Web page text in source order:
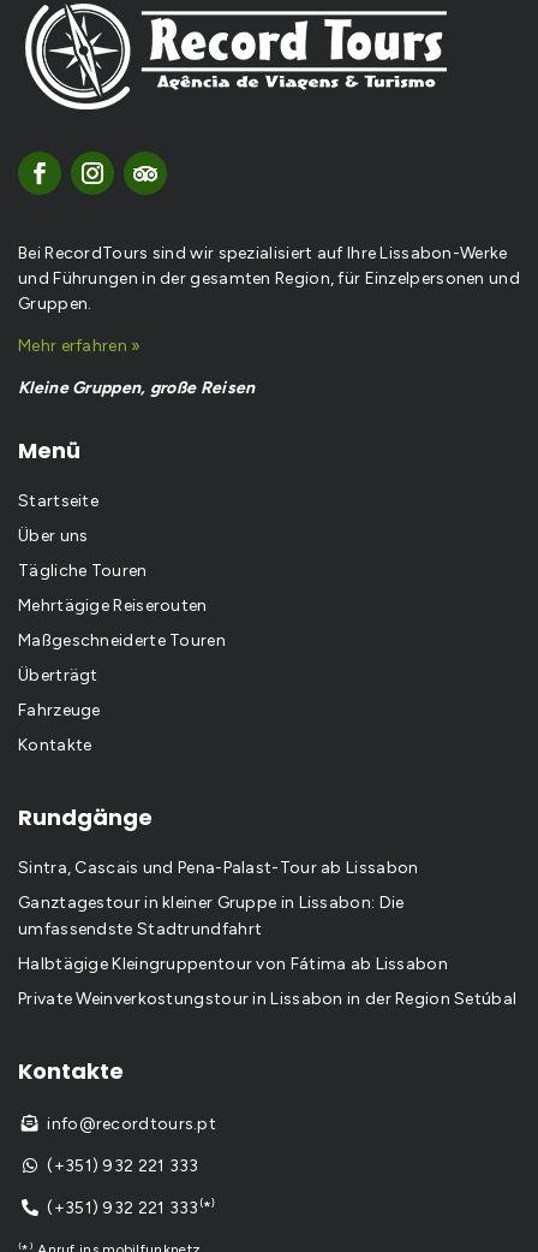
Bei RecordTours sind wir spezialisiert auf Ihre Lissabon-Werke
und Führungen in der gesamten Region, für Einzelpersonen und
Gruppen.
Mehr erfahren »
Kleine Gruppen, große Reisen
Menü
Startseite
Über uns
Tägliche Touren
Mehrtägige Reiserouten
Maßgeschneiderte Touren
Überträgt
Fahrzeuge
Kontakte
Rundgänge
Sintra, Cascais und Pena-Palast-Tour ab Lissabon
Ganztagestour in kleiner Gruppe in Lissabon: Die
umfassendste Stadtrundfahrt
Halbtägige Kleingruppentour von Fátima ab Lissabon
Private Weinverkostungstour in Lissabon in der Region Setúbal
Kontakte
 info@recordtours.pt
 (+351) 932 221 333
 (+351) 932 221 333⁽*⁾